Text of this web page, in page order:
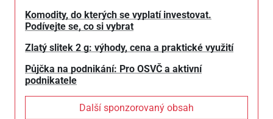
Komodity, do kterých se vyplatí investovat.
Podívejte se, co si vybrat
Zlatý slitek 2 g: výhody, cena a praktické využití
Půjčka na podnikání: Pro OSVČ a aktivní
podnikatele
Další sponzorovaný obsah